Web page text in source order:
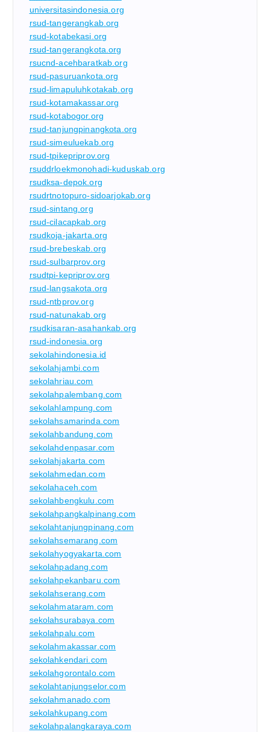
universitasindonesia.org
rsud-tangerangkab.org
rsud-kotabekasi.org
rsud-tangerangkota.org
rsucnd-acehbaratkab.org
rsud-pasuruankota.org
rsud-limapuluhkotakab.org
rsud-kotamakassar.org
rsud-kotabogor.org
rsud-tanjungpinangkota.org
rsud-simeuluekab.org
rsud-tpikepriprov.org
rsuddrloekmonohadi-kuduskab.org
rsudksa-depok.org
rsudrtnotopuro-sidoarjokab.org
rsud-sintang.org
rsud-cilacapkab.org
rsudkoja-jakarta.org
rsud-brebeskab.org
rsud-sulbarprov.org
rsudtpi-kepriprov.org
rsud-langsakota.org
rsud-ntbprov.org
rsud-natunakab.org
rsudkisaran-asahankab.org
rsud-indonesia.org
sekolahindonesia.id
sekolahjambi.com
sekolahriau.com
sekolahpalembang.com
sekolahlampung.com
sekolahsamarinda.com
sekolahbandung.com
sekolahdenpasar.com
sekolahjakarta.com
sekolahmedan.com
sekolahaceh.com
sekolahbengkulu.com
sekolahpangkalpinang.com
sekolahtanjungpinang.com
sekolahsemarang.com
sekolahyogyakarta.com
sekolahpadang.com
sekolahpekanbaru.com
sekolahserang.com
sekolahmataram.com
sekolahsurabaya.com
sekolahpalu.com
sekolahmakassar.com
sekolahkendari.com
sekolahgorontalo.com
sekolahtanjungselor.com
sekolahmanado.com
sekolahkupang.com
sekolahpalangkaraya.com